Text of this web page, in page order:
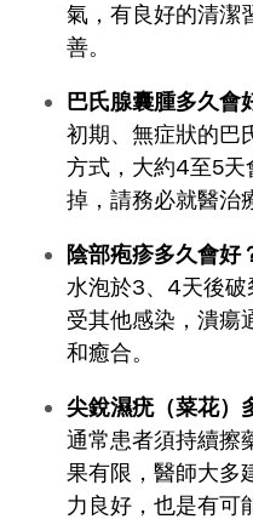
氣，有良好的清潔
善。
巴氏腺囊腫多久會
初期、無症狀的巴
方式，大約4至5天
掉，請務必就醫治
陰部疱疹多久會好
水泡於3、4天後
受其他感染，潰瘍
和癒合。
尖銳濕疣（菜花）
通常患者須持續擦
果有限，醫師大多
力良好，也是有可